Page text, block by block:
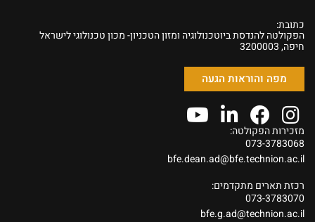
כתובת:
הפקולטה להנדסת ביוטכנולוגיה ומזון הטכניון- מכון טכנולוגי לישראל
חיפה, 3200003
מפה והוראות הגעה
מזכירות הפקולטה:
073-3783068
bfe.dean.ad@bfe.technion.ac.il
רכזת תארים מתקדמים:
073-3783070
bfe.g.ad@technion.ac.il